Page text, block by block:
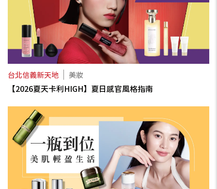
台北信義新天地 美妝
【2026夏天卡利HIGH】夏日感官風格指南